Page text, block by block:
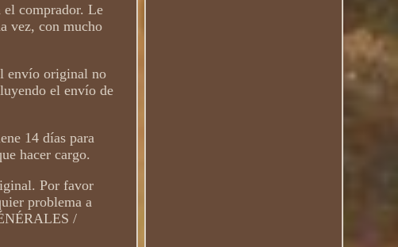
el comprador. Le
vez, con mucho
envío original no
el envío de
14 días para
hacer cargo.
Por favor
problema a
/